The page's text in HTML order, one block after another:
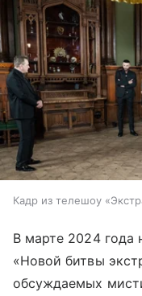
Кадр из телешоу
В марте 2024 года
«Новой битвы
обсуждаемых